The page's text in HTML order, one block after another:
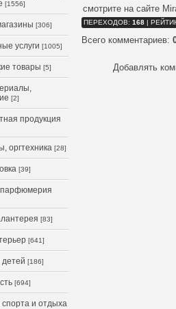
[1556]
[306]
услуги [1005]
товары [5]
[2]
продукция
оргтехника [28]
[39]
парфюмерия
[83]
[641]
[186]
[694]
и отдыха
смотрите на сайте
ПЕРЕХОДОВ: 168 |
Всего комментариев:
Добавлять